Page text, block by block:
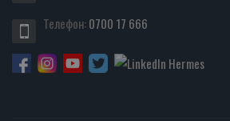
Телефон:0700 17 666